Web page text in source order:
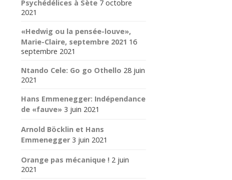
Psychédélices à Sète 7 octobre
2021
«Hedwig ou la pensée-louve»,
Marie-Claire, septembre 2021 16
septembre 2021
Ntando Cele: Go go Othello 28 juin
2021
Hans Emmenegger: Indépendance
de «fauve» 3 juin 2021
Arnold Böcklin et Hans
Emmenegger 3 juin 2021
Orange pas mécanique ! 2 juin
2021